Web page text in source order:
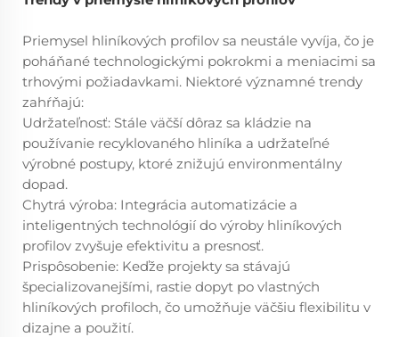
Priemysel hliníkových profilov sa neustále vyvíja, čo je
poháňané technologickými pokrokmi a meniacimi sa
trhovými požiadavkami. Niektoré významné trendy
zahŕňajú:
Udržateľnosť: Stále väčší dôraz sa kládzie na
používanie recyklovaného hliníka a udržateľné
výrobné postupy, ktoré znižujú environmentálny
dopad.
Chytrá výroba: Integrácia automatizácie a
inteligentných technológií do výroby hliníkových
profilov zvyšuje efektivitu a presnosť.
Prispôsobenie: Keďže projekty sa stávajú
špecializovanejšími, rastie dopyt po vlastných
hliníkových profiloch, čo umožňuje väčšiu flexibilitu v
dizajne a použití.